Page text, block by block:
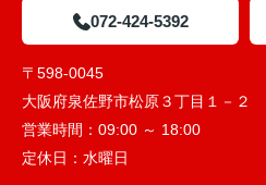
072-424-5392
〒598-0045
大阪府泉佐野市松原３丁目１－２
営業時間： 09:00 ～ 18:00
定休日： 水曜日